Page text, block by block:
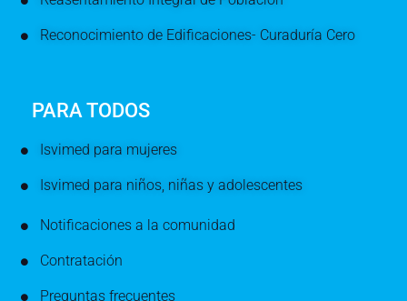
Reconocimiento de Edificaciones- Curaduría Cero
PARA TODOS
Isvimed para mujeres
Isvimed para niños, niñas y adolescentes
Notificaciones a la comunidad
Contratación
Preguntas frecuentes